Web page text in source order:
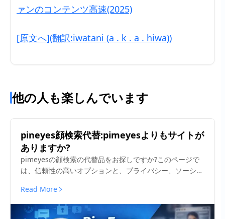
ァンのコンテンツ高速(2025)
[原文へ](翻訳:iwatani (a . k . a . hiwa))
他の人も楽しんでいます
pineyes顔検索代替:pimeyesよりもサイトが
ありますか?
pimeyesの顔検索の代替品をお探しですか?このページで
は、信頼性の高いオプションと、プライバシー、ソーシャ
いて説明します。
Read More